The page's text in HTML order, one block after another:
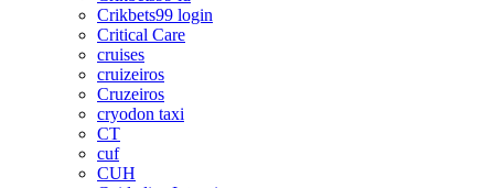
Crikbets99 login
Critical Care
cruises
cruizeiros
Cruzeiros
cryodon taxi
CT
cuf
CUH